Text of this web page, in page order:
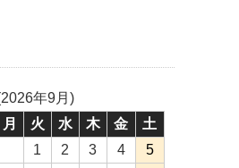
年9月)
月 火 水 木 金
土
1
2 3 4 5